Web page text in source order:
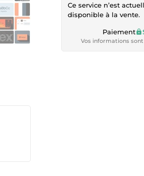
Ce service n’est
disponible à la vente.
Paiement
Vos informations